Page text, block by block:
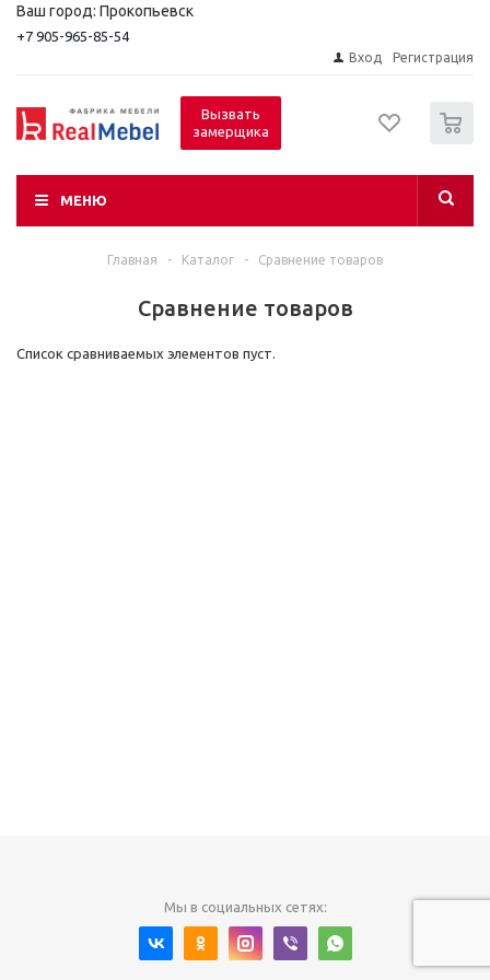
Ваш город: Прокопьевск
+7 905-965-85-54
Вход Регистрация
Вызвать
замерщика
МЕНЮ
Главная - Каталог - Сравнение товаров
Сравнение товаров
Список сравниваемых элементов пуст.
Мы в социальных сетях: